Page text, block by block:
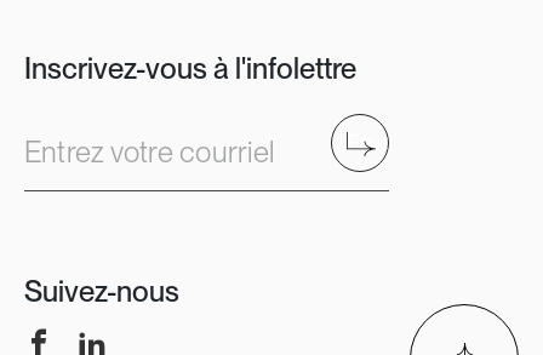
Inscrivez-vous à l'infolettre
Entrez votre courriel Envoyer
Suivez-nous
FacebookLinkedIn